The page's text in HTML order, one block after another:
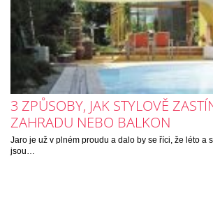
3 ZPŮSOBY, JAK STYLOVĚ
ZAHRADU NEBO BALKON
Jaro je už v plném proudu a dalo by se říci, že léto a
jsou…